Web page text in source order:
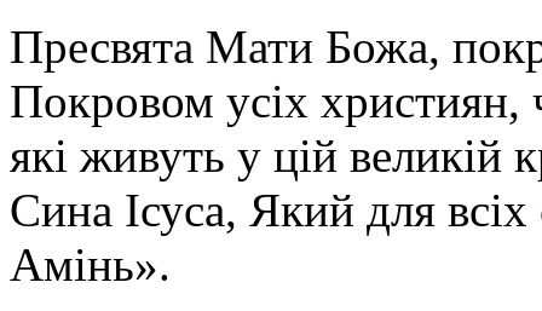
Пресвята Мати Божа,
Покровом усіх християн,
які живуть у цій великій
Сина Ісуса, Який для
Амінь».